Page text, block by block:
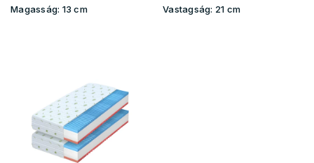
Magasság: 13 cm
Vastagság: 21 cm